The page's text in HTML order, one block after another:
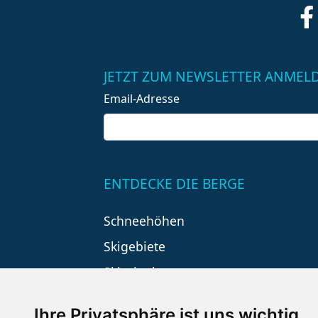
JETZT ZUM NEWSLETTER
Email-Adresse
ENTDECKE DIE BERGE
Schneehöhen
Skigebiete
Skiurlaub